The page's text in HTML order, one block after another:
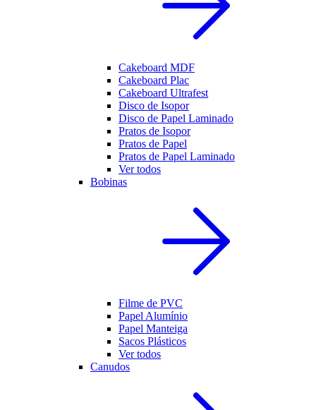
Cakeboard MDF
Cakeboard Plac
Cakeboard Ultrafest
Disco de Isopor
Disco de Papel Laminado
Pratos de Isopor
Pratos de Papel
Pratos de Papel Laminado
Ver todos
Bobinas
Filme de PVC
Papel Alumínio
Papel Manteiga
Sacos Plásticos
Ver todos
Canudos